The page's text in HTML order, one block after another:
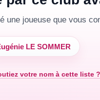
une joueuse que vous
LE SOMMER
votre nom à cette liste